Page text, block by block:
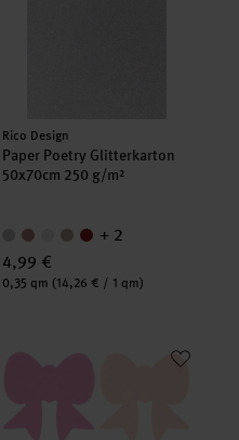
Hersteller:
Rico Design
Paper Poetry Glitterkarton
50x70cm 250 g/m²
+ 2
4,99 €
Inhalt:
0,35 qm (14,26 € / 1 qm)
Bow on It
Paper Poetry Notizzettel-Box